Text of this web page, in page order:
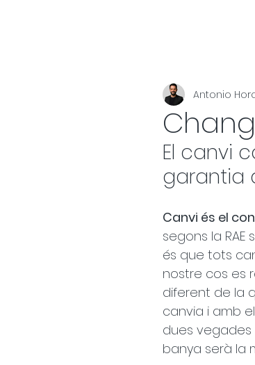
Antonio
El canvi
garantia
Canvi és el
segons la
és que tots
nostre cos es
diferent de la
canvia i amb
dues vegades
banya serà la